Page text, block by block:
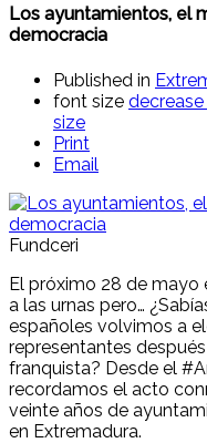
Los ayuntamientos, el
democracia
Published in
font size
size
Print
Email
Fundceri
El próximo 28 de
a las urnas pero…
españoles volvimos a
representantes
franquista? Desde el
recordamos el acto
veinte años de
en Extremadura.